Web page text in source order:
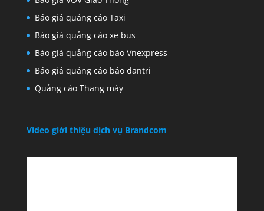
Báo giá quảng cáo Taxi
Báo giá quảng cáo xe bus
Báo giá quảng cáo báo Vnexpress
Báo giá quảng cáo báo dantri
Quảng cáo Thang máy
Video giới thiệu dịch vụ Brandcom